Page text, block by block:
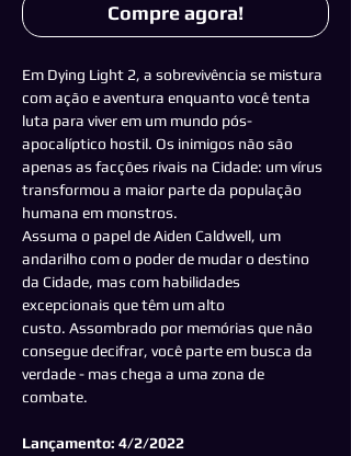
Compre agora!
Em Dying Light 2, a sobrevivência se mistura
com ação e aventura enquanto você tenta
luta para viver em um mundo pós-
apocalíptico hostil. Os inimigos não são
apenas as facções rivais na Cidade: um vírus
transformou a maior parte da população
humana em monstros.
Assuma o papel de Aiden Caldwell, um
andarilho com o poder de mudar o destino
da Cidade, mas com habilidades
excepcionais que têm um alto
custo. Assombrado por memórias que não
consegue decifrar, você parte em busca da
verdade - mas chega a uma zona de
combate.
Lançamento: 4/2/2022